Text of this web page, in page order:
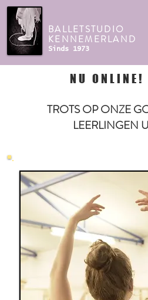
BALLETSTUDIO
KENNEMERLAND
Sinds 1973
NU ONLINE!
TROTS OP ONZE
LEERLINGEN